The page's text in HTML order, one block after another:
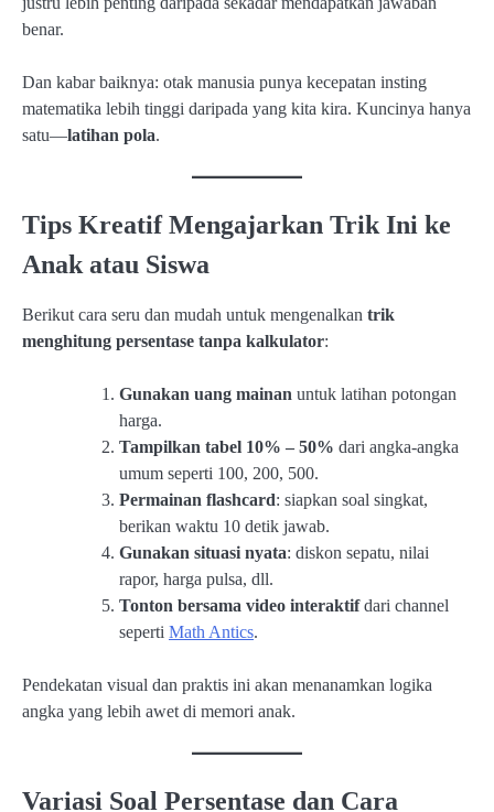
benar.
Dan kabar baiknya: otak manusia punya kecepatan insting
matematika lebih tinggi daripada yang kita kira. Kuncinya hanya
satu—latihan pola.
Tips Kreatif Mengajarkan Trik Ini ke
Anak atau Siswa
Berikut cara seru dan mudah untuk mengenalkan trik
menghitung persentase tanpa kalkulator:
Gunakan uang mainan untuk latihan potongan
harga.
Tampilkan tabel 10% – 50% dari angka-angka
umum seperti 100, 200, 500.
Permainan flashcard: siapkan soal singkat,
berikan waktu 10 detik jawab.
Gunakan situasi nyata: diskon sepatu, nilai
rapor, harga pulsa, dll.
Tonton bersama video interaktifdari channel
seperti Math Antics.
Pendekatan visual dan praktis ini akan menanamkan logika
angka yang lebih awet di memori anak.
Variasi Soal Persentase dan Cara